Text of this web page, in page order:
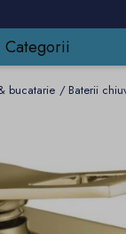
Categorii
bucatarie Baterii